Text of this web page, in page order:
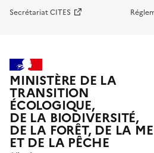
Secrétariat CITES
MINISTÈRE DE LA
TRANSITION
ÉCOLOGIQUE,
DE LA BIODIVERSITÉ,
DE LA FORÊT, DE LA
ET DE LA PÊCHE